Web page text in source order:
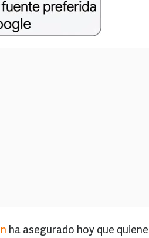
ha asegurado hoy que